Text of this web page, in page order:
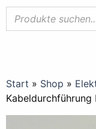
Start » Shop »
Kabeldurchführung